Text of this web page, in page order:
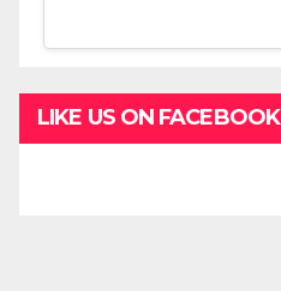
LIKE US ON FACEBOOK